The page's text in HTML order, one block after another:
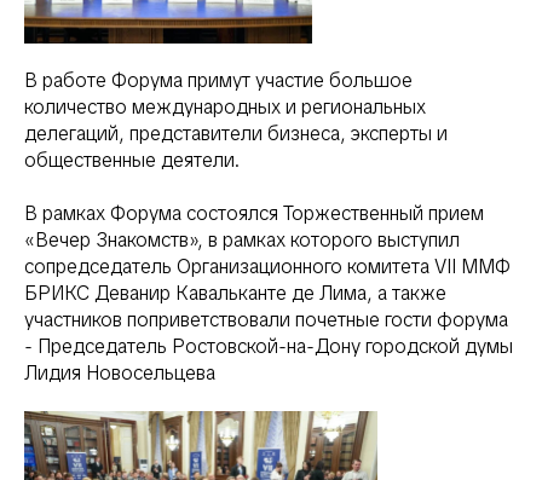
В работе Форума примут участие большое
количество международных и региональных
делегаций, представители бизнеса, эксперты и
общественные деятели.
В рамках Форума состоялся Торжественный прием
«Вечер Знакомств», в рамках которого выступил
сопредседатель Организационного комитета VII ММФ
БРИКС Деванир Кавальканте де Лима, а также
участников поприветствовали почетные гости форума
- Председатель Ростовской-на-Дону городской думы
Лидия Новосельцева